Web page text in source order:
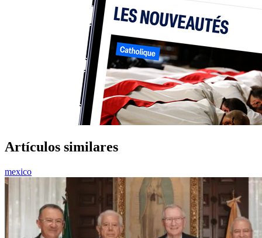
Artículos similares
mexico